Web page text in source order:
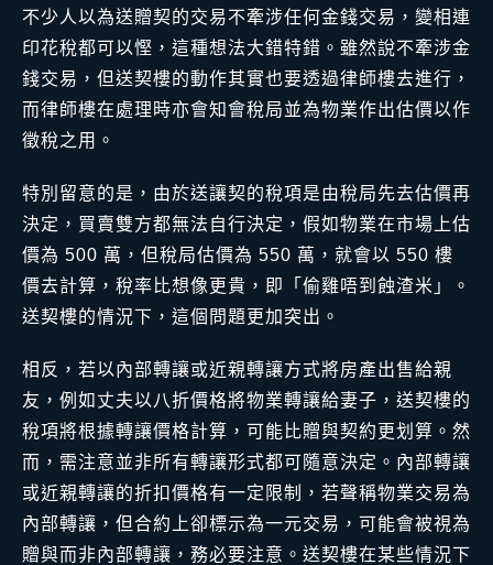
不少人以為送贈契的交易不牽涉任何金錢交易，變相連
印花稅都可以慳，這種想法大錯特錯。雖然說不牽涉金
錢交易，但送契樓的動作其實也要透過律師樓去進行，
而律師樓在處理時亦會知會稅局並為物業作出估價以作
徵稅之用。
特別留意的是，由於送讓契的稅項是由稅局先去估價再
決定，買賣雙方都無法自行決定，假如物業在市場上估
價為 500 萬，但稅局估價為 550 萬，就會以 550 樓
價去計算，稅率比想像更貴，即「偷雞唔到蝕渣米」。
送契樓的情況下，這個問題更加突出。
相反，若以內部轉讓或近親轉讓方式將房產出售給親
友，例如丈夫以八折價格將物業轉讓給妻子，送契樓的
稅項將根據轉讓價格計算，可能比贈與契約更划算。然
而，需注意並非所有轉讓形式都可隨意決定。內部轉讓
或近親轉讓的折扣價格有一定限制，若聲稱物業交易為
內部轉讓，但合約上卻標示為一元交易，可能會被視為
贈與而非內部轉讓，務必要注意。送契樓在某些情況下